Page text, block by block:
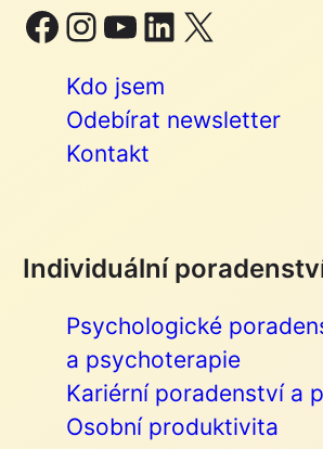
Facebook InstagramYouTube LinkedIn X
Kdo jsem
Odebírat newsletter
Kontakt
Individuální
Psychologické
a psychoterapie
Kariérní poradenství a
Osobní produktivita